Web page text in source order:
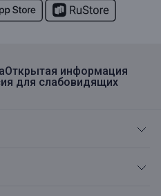
Открытая информация
для слабовидящих